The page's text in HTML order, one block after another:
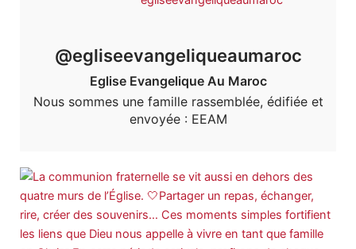
@egliseevangeliqueaumaroc
Eglise Evangelique Au Maroc
Nous sommes une famille rassemblée, édifiée et
envoyée : EEAM